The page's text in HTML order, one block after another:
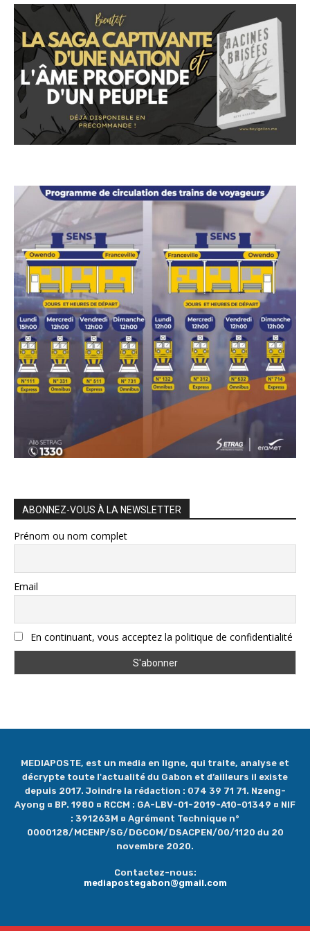
ABONNEZ-VOUS À LA NEWSLETTER
Prénom ou nom complet
Email
En continuant, vous acceptez la politique de confidentialité
MEDIAPOSTE, est un media en ligne, qui traite, analyse et
décrypte toute l'actualité du Gabon et d’ailleurs il existe
depuis 2017. Joindre la rédaction : 074 39 71 71. Nzeng-
Ayong ¤ BP. 1980 ¤ RCCM : GA-LBV-01-2019-A10-01349 ¤ NIF
: 391263M ¤ Agrément Technique n°
0000128/MCENP/SG/DGCOM/DSACPEN/00/1120 du 20
novembre 2020.
Contactez-nous:
mediapostegabon@gmail.com